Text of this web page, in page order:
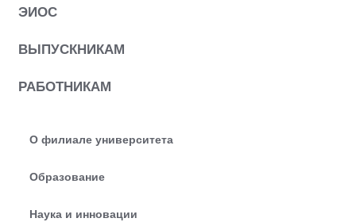
ЭИОС
ВЫПУСКНИКАМ
РАБОТНИКАМ
О филиале университета
Образование
Наука и инновации